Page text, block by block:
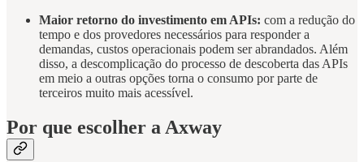
Maior retorno do investimento em APIs: com a redução do
tempo e dos provedores necessários para responder a
demandas, custos operacionais podem ser abrandados. Além
disso, a descomplicação do processo de descoberta das APIs
em meio a outras opções torna o consumo por parte de
terceiros muito mais acessível.
Por que escolher a Axway